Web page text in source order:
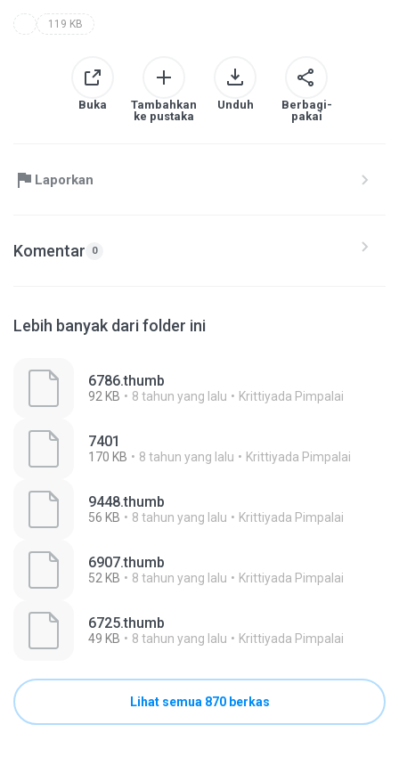
119 KB
Buka
Tambahkan
ke pustaka
Unduh
Berbagi-
pakai
Laporkan
Komentar 0
Lebih banyak dari folder ini
6786.thumb
92 KB 8 tahun yang lalu Krittiyada Pimpalai
7401
170 KB 8 tahun yang lalu Krittiyada Pimpalai
9448.thumb
56 KB 8 tahun yang lalu Krittiyada Pimpalai
6907.thumb
52 KB 8 tahun yang lalu Krittiyada Pimpalai
6725.thumb
49 KB 8 tahun yang lalu Krittiyada Pimpalai
Lihat semua 870 berkas